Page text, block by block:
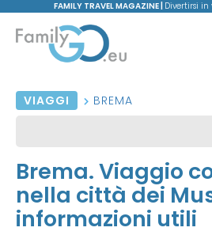
FAMILY TRAVEL MAGAZINE | Divertirsi
VIAGGI BREMA
Brema. Viaggio
nella città dei
informazioni utili